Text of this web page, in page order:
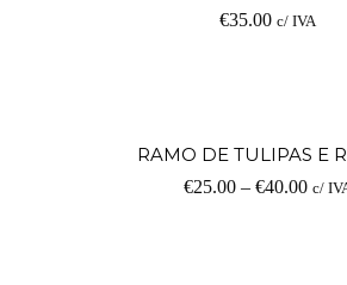
€35.00 c/ IVA
RAMO DE TULIPAS E
€25.00– €40.00 c/